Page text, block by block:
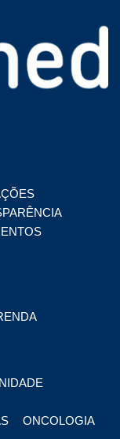
ONCOLOGIA